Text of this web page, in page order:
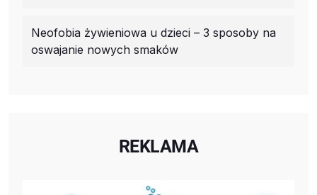
Neofobia żywieniowa u dzieci – 3 sposoby na
oswajanie nowych smaków
REKLAMA